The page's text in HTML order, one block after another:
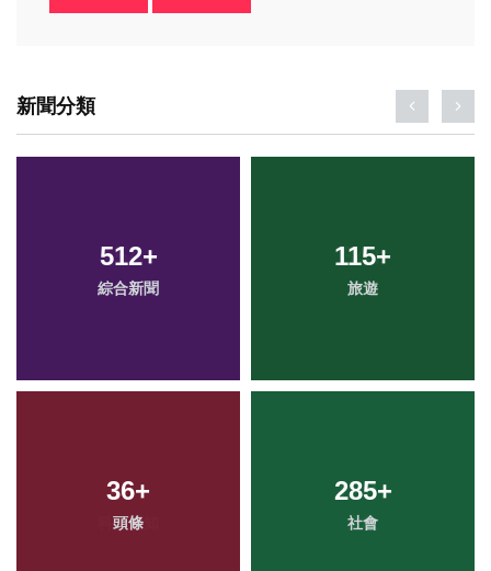
新聞分類
512+
綜合新聞
115+
旅遊
36+
頭條
285+
社會